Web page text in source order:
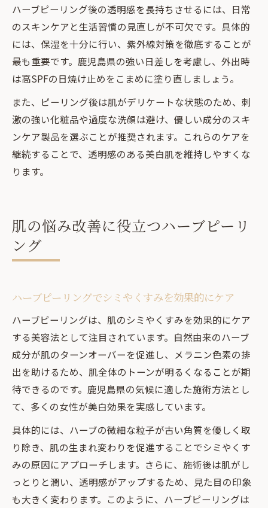
の真価
ハーブピーリング後の透明感を長持ちさせるには、日常
のスキンケアと生活習慣の見直しが不可欠です。具体的
には、保湿を十分に行い、紫外線対策を徹底することが
最も重要です。鹿児島県の強い日差しを考慮し、外出時
は高SPFの日焼け止めをこまめに塗り直しましょう。
また、ピーリング後は肌がデリケートな状態のため、刺
激の強い化粧品や過度な洗顔は避け、優しい成分のスキ
ンケア製品を選ぶことが推奨されます。これらのケアを
継続することで、透明感のある美白肌を維持しやすくな
ります。
肌の悩み改善に役立つハーブピーリ
ング
ハーブピーリングでシミやくすみを効果的にケア
ハーブピーリングは、肌のシミやくすみを効果的にケア
する美容法として注目されています。自然由来のハーブ
成分が肌のターンオーバーを促進し、メラニン色素の排
出を助けるため、肌全体のトーンが明るくなることが期
待できるのです。鹿児島県の気候に適した施術方法とし
て、多くの女性が美白効果を実感しています。
具体的には、ハーブの微細な粒子が古い角質を優しく取
り除き、肌の生まれ変わりを促進することでシミやくす
みの原因にアプローチします。さらに、施術後は肌がし
っとりと潤い、透明感がアップするため、見た目の印象
も大きく変わります。このように、ハーブピーリングは